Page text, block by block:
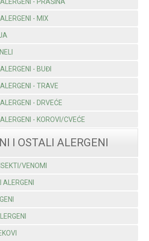
- MIX
- BUĐI
- TRAVE
- DRVEĆE
- KOROVI/CVEĆE
I OSTALI ALERGENI
VENOMI
ALERGENI